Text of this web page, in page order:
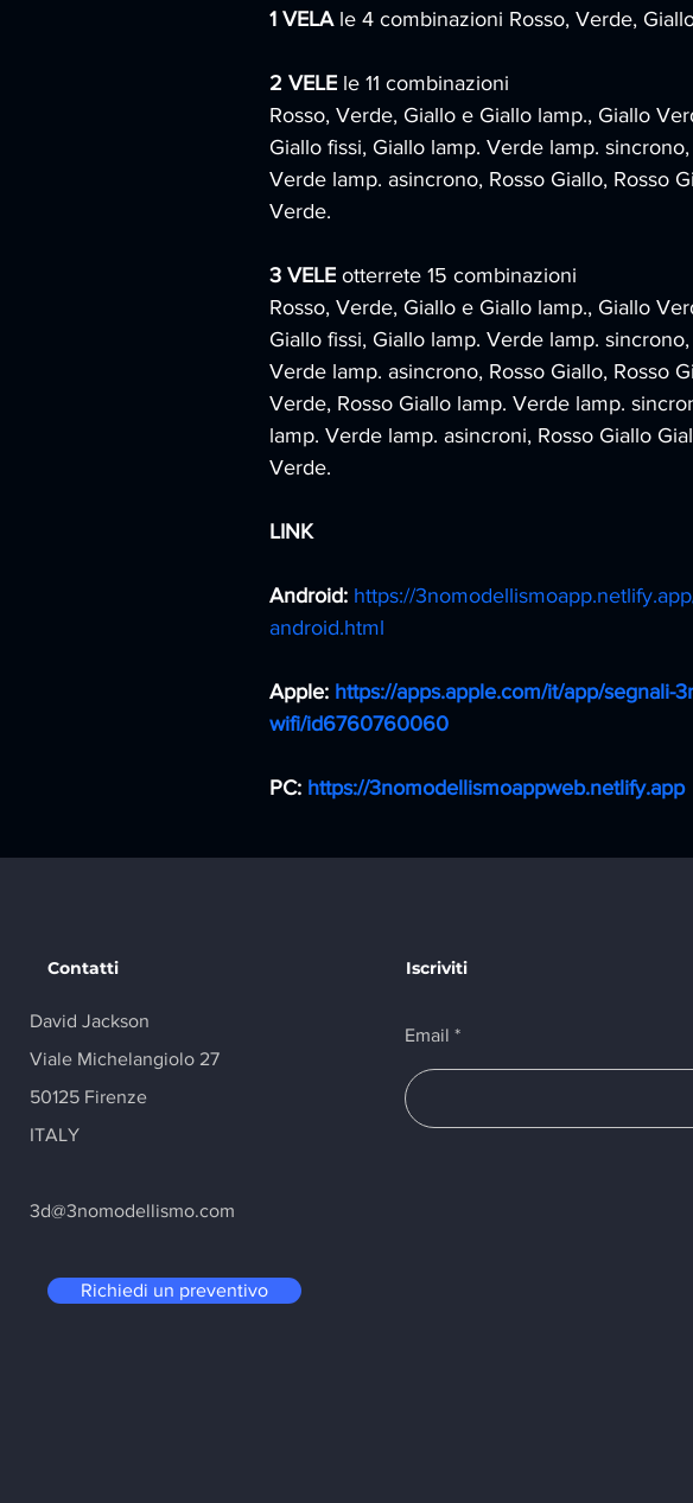
1 VELA le 4 combinazioni Rosso, Verde,
2 VELE le 11 combinazioni
Rosso, Verde, Giallo e Giallo lamp., Giallo
Giallo fissi, Giallo lamp. Verde lamp.
Verde lamp. asincrono, Rosso Giallo, Rosso
Verde.
3 VELE otterrete 15 combinazioni
Rosso, Verde, Giallo e Giallo lamp., Giallo
Giallo fissi, Giallo lamp. Verde lamp.
Verde lamp. asincrono, Rosso Giallo, Rosso
Verde, Rosso Giallo lamp. Verde lamp.
lamp. Verde lamp. asincroni, Rosso Giallo
Verde.
LINK
Android: https://
android.html
Apple: https://apps.apple.com/it/app/segnali-
wifi/id6760760060
PC: https://3nomodellismoappweb.netlify.app
Contatti
David Jackson
Viale Michelangiolo 27
50125 Firenze
ITALY
3d@3nomodellismo.com
Richiedi un preventivo
Iscriviti
Email